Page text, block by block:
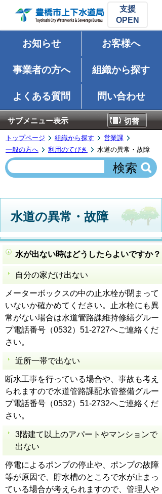
支援
お知らせ お客様へ
事業者の方へ 組織から探す
よくある質問 問い合わせ
サブメニュー表示 切替
トップページ 組織から探す
営業課
一般の方へ
利用のてびき 水道の異常・故障
水道の異常・故障
水が出ない時はどうしたらよいですか？
自分の家だけ出ない
メーターボックスの中の止水栓が閉まって
いないか確かめてください。止水栓にも異
常がない場合は水道管路課維持修繕グルー
プ電話番号（0532）51-2727へご連絡くだ
さい。
近所一帯で出ない
断水工事を行っている場合や、事故も考え
られますので水道管路課配水管整備グルー
プ電話番号（0532）51-2732へご連絡くだ
さい。
3階建て以上のアパートやマンションで
出ない
停電によるポンプの停止や、ポンプの故障
等が原因で、貯水槽のところで水が止まっ
ている場合が考えられますので、管理人や